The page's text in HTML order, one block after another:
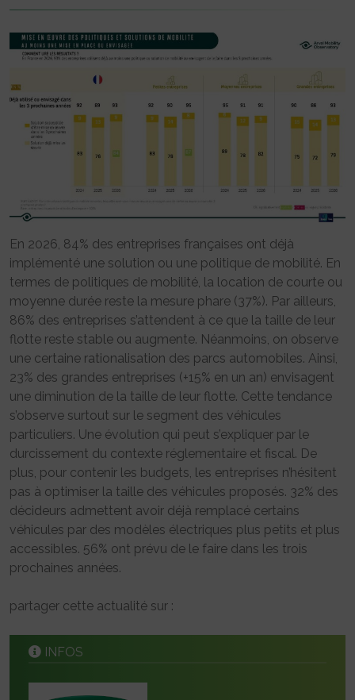
En 2026, 84% des entreprises françaises ont déjà
implémenté une solution ou une politique de mobilité. En
termes de politiques de mobilité, la location de courte ou
moyenne durée reste la mesure phare (37%). Par ailleurs,
86% des entreprises s’attendent à ce que la taille de leur
flotte reste stable ou augmente. Néanmoins, on observe
une certaine rationalisation des parcs automobiles. Ainsi,
23% des grandes entreprises (+15% en un an) envisagent
une diminution de la taille de leur flotte. Cette tendance
s’observe surtout sur le segment des véhicules
particuliers. Une évolution qui peut s’expliquer par le
durcissement du contexte réglementaire et fiscal. De
plus, pour contenir les budgets, les entreprises n’hésitent
pas à optimiser la taille des véhicules proposés. 32% des
décideurs admettent avoir déjà remplacé certains
véhicules par des modèles électriques plus petits et plus
accessibles. 56% ont prévu de le faire dans les trois
prochaines années.
partager cette actualité sur :
INFOS